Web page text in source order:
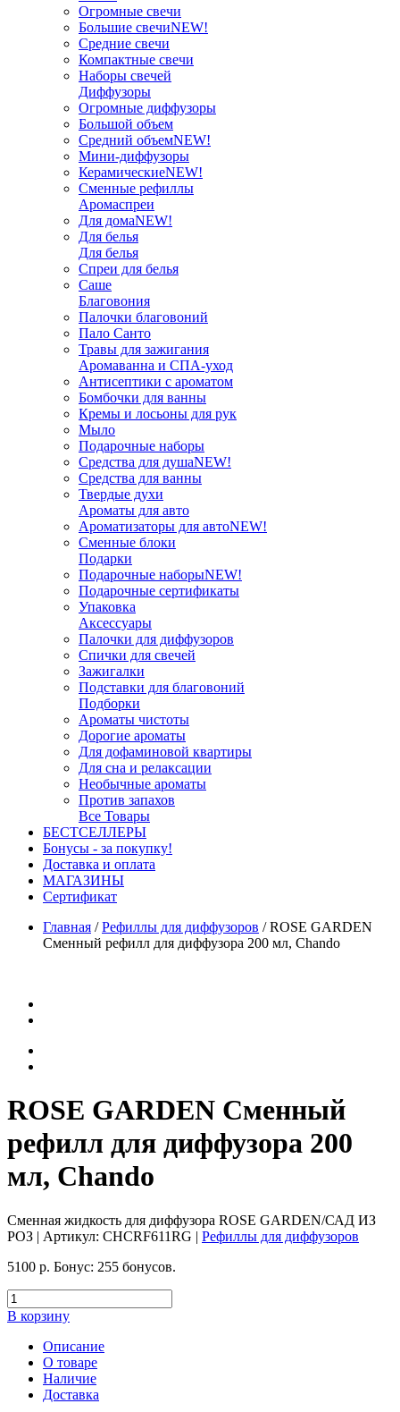
Огромные свечи
Большие свечиNEW!
Средние свечи
Компактные свечи
Наборы свечей
Диффузоры
Огромные диффузоры
Большой объем
Средний объемNEW!
Мини-диффузоры
КерамическиеNEW!
Сменные рефиллы
Аромаспреи
Для домаNEW!
Для белья
Для белья
Спреи для белья
Саше
Благовония
Палочки благовоний
Пало Санто
Травы для зажигания
Аромаванна и СПА-уход
Антисептики с ароматом
Бомбочки для ванны
Кремы и лосьоны для рук
Мыло
Подарочные наборы
Средства для душаNEW!
Средства для ванны
Твердые духи
Ароматы для авто
Ароматизаторы для автоNEW!
Сменные блоки
Подарки
Подарочные наборыNEW!
Подарочные сертификаты
Упаковка
Аксессуары
Палочки для диффузоров
Спички для свечей
Зажигалки
Подставки для благовоний
Подборки
Ароматы чистоты
Дорогие ароматы
Для дофаминовой квартиры
Для сна и релаксации
Необычные ароматы
Против запахов
Все Товары
БЕСТСЕЛЛЕРЫ
Бонусы - за покупку!
Доставка и оплата
МАГАЗИНЫ
Cертификат
Главная /Рефиллы для диффузоров /ROSE GARDEN
Сменный рефилл для диффузора 200 мл, Chando
ROSE GARDEN Сменный
рефилл для диффузора 200
мл, Chando
Сменная жидкость для диффузора ROSE GARDEN/САД ИЗ
РОЗ | Артикул: CHCRF611RG | Рефиллы для диффузоров
5100 р. Бонус: 255 бонусов.
В корзину
Описание
О товаре
Наличие
Доставка